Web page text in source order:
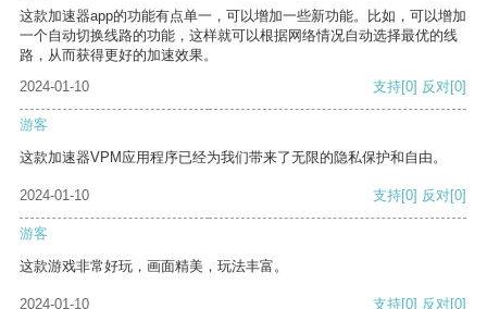
这款加速器app的功能有点单一，可以增加一些新功能。比如，可以增加
一个自动切换线路的功能，这样就可以根据网络情况自动选择最优的线
路，从而获得更好的加速效果。
2024-01-10
支持[0] 反对[0]
游客
这款加速器VPM应用程序已经为我们带来了无限的隐私保护和自由。
2024-01-10 支持[0] 反对[0]
游客
这款游戏非常好玩，画面精美，玩法丰富。
2024-01-10 支持[0] 反对[0]